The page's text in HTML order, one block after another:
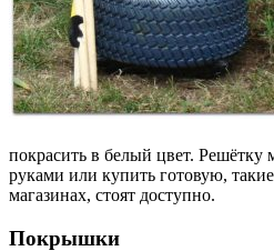
покрасить в белый цвет. Решётку
руками или купить готовую,
магазинах, стоят доступно.
Покрышки